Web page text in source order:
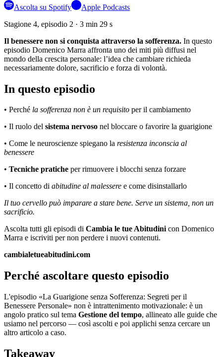
Ascolta su Spotify
Apple Podcasts
Stagione 4, episodio 2 · 3 min 29 s
Il benessere non si conquista attraverso la sofferenza. In questo
episodio Domenico Marra affronta uno dei miti più diffusi nel
mondo della crescita personale: l’idea che cambiare richieda
necessariamente dolore, sacrificio e forza di volontà.
In questo episodio
• Perché la sofferenza non è un requisito per il cambiamento
• Il ruolo del sistema nervoso nel bloccare o favorire la guarigione
• Come le neuroscienze spiegano la resistenza inconscia al
benessere
• Tecniche pratiche per rimuovere i blocchi senza forzare
• Il concetto di abitudine al malessere e come disinstallarlo
Il tuo cervello può imparare a stare bene. Serve un sistema, non un
sacrificio.
Ascolta tutti gli episodi di Cambia le tue Abitudinicon Domenico
Marra e iscriviti per non perdere i nuovi contenuti.
cambialetueabitudini.com
Perché ascoltare questo episodio
L'episodio «La Guarigione senza Sofferenza: Segreti per il
Benessere Personale» non è intrattenimento motivazionale: è un
angolo pratico sul tema Gestione del tempo, allineato alle guide che
usiamo nel percorso — così ascolti e poi applichi senza cercare un
altro articolo a caso.
Takeaway